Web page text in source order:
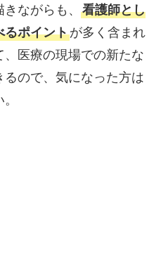
ながらも、 看護師とし
るポイントが多く含まれ
医療の現場での新たな
ので、気になった方は